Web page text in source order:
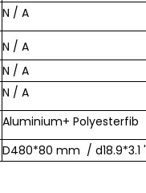
N / A
N / A
N / A
N / A
Aluminium+ Polyesterfib
D480*80 mm / d18.9*3.1 '